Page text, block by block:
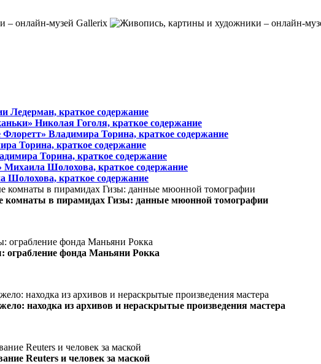
Ледерман, краткое содержание
Николая Гоголя, краткое содержание
Владимира Торина, краткое содержание
Торина, краткое содержание
Торина, краткое содержание
Михаила Шолохова, краткое содержание
Шолохова, краткое содержание
в пирамидах Гизы: данные мюонной томографии
ограбление фонда Маньяни Рокка
находка из архивов и нераскрытые произведения мастера
Reuters и человек за маской